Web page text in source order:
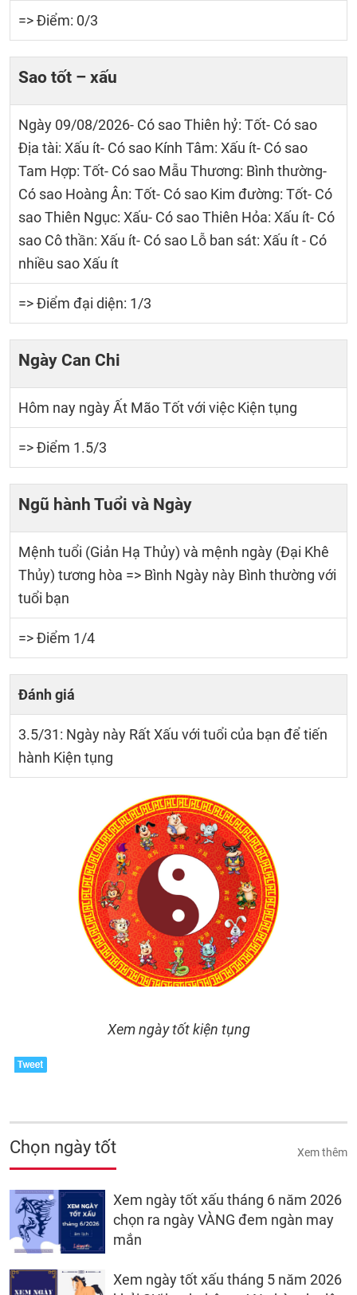
=> Điểm: 0/3
Sao tốt – xấu
Ngày 09/08/2026- Có sao Thiên hỷ: Tốt- Có sao
Địa tài: Xấu ít- Có sao Kính Tâm: Xấu ít- Có sao
Tam Hợp: Tốt- Có sao Mẫu Thương: Bình thường-
Có sao Hoàng Ân: Tốt- Có sao Kim đường: Tốt- Có
sao Thiên Ngục: Xấu- Có sao Thiên Hỏa: Xấu ít- Có
sao Cô thần: Xấu ít- Có sao Lỗ ban sát: Xấu ít - Có
nhiều sao Xấu ít
=> Điểm đại diện: 1/3
Ngày Can Chi
Hôm nay ngày Ất Mão Tốt với việc Kiện tụng
=> Điểm 1.5/3
Ngũ hành Tuổi và Ngày
Mệnh tuổi (Giản Hạ Thủy) và mệnh ngày (Đại Khê
Thủy) tương hòa => Bình Ngày này Bình thường với
tuổi bạn
=> Điểm 1/4
Đánh giá
3.5/31: Ngày này Rất Xấu với tuổi của bạn để tiến
hành Kiện tụng
Xem ngày tốt kiện tụng
Chọn ngày tốt Xem thêm
Xem ngày tốt xấu tháng 6 năm 2026
chọn ra ngày VÀNG đem ngàn may
mắn
Xem ngày tốt xấu tháng 5 năm 2026